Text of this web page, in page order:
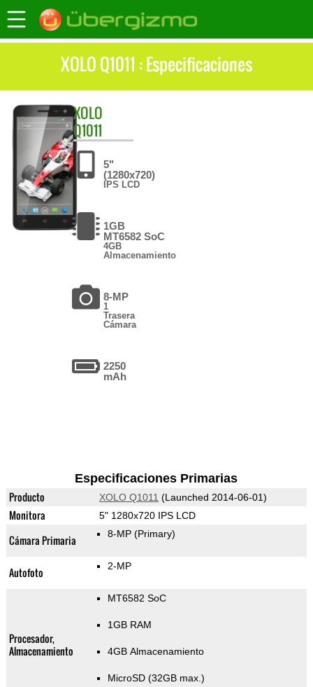
XOLO Q1011 : Especificaciones
XOLO
Q1011
5"
(1280x720)
IPS LCD
1GB
MT6582 SoC
4GB
Almacenamiento
8-MP
1
Trasera
Cámara
2250
mAh
Especificaciones Primarias
Producto XOLO Q1011 (Launched 2014-06-01)
Monitora 5" 1280x720 IPS LCD
Cámara Primaria 8-MP (Primary)
Autofoto 2-MP
Procesador,
Almacenamiento
MT6582 SoC
1GB RAM
4GB Almacenamiento
MicroSD (32GB max.)